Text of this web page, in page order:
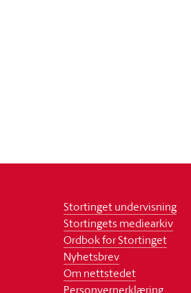
Stortinget undervisning
Stortingets mediearkiv
Ordbok for Stortinget
Nyhetsbrev
Om nettstedet
Personvernerklæring